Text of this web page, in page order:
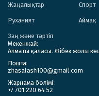
Жаңалықтар Спорт
Руханият Аймақ
Заң және тәртіп
Мекенжай:
Алматы қаласы. Жібек жолы
Пошта:
zhasalash100@gmail.com
Жарнама бөлімі:
+7 701 220 64 52